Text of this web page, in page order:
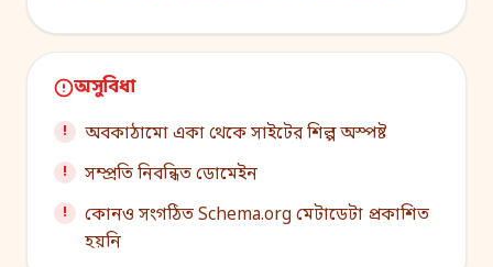
অসুবিধা
অবকাঠামো একা থেকে সাইটের শিল্প অস্পষ্ট
সম্প্রতি নিবন্ধিত ডোমেইন
কোনও সংগঠিত Schema.org মেটাডেটা প্রকাশিত
হয়নি